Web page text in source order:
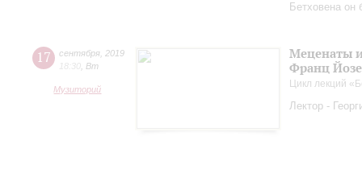
Бетховена
17 сентября 2019
18:30 Вт
Музиторий
Меценаты
Франц
Цикл лекций
Лектор -